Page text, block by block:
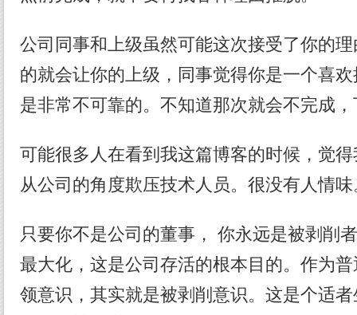
公司同事和上级虽然可能这次接受了你的
的就会让你的上级，同事觉得你是一个喜
是非常不可靠的。不知道那次就会不完成
可能很多人在看到我这篇博客的时候，觉
从公司的角度欺压技术人员。很没有人情味
只要你不是公司的董事， 你永远是被剥削
最大化，这是公司存活的根本目的。作为
领意识，其实就是被剥削意识。这是个适